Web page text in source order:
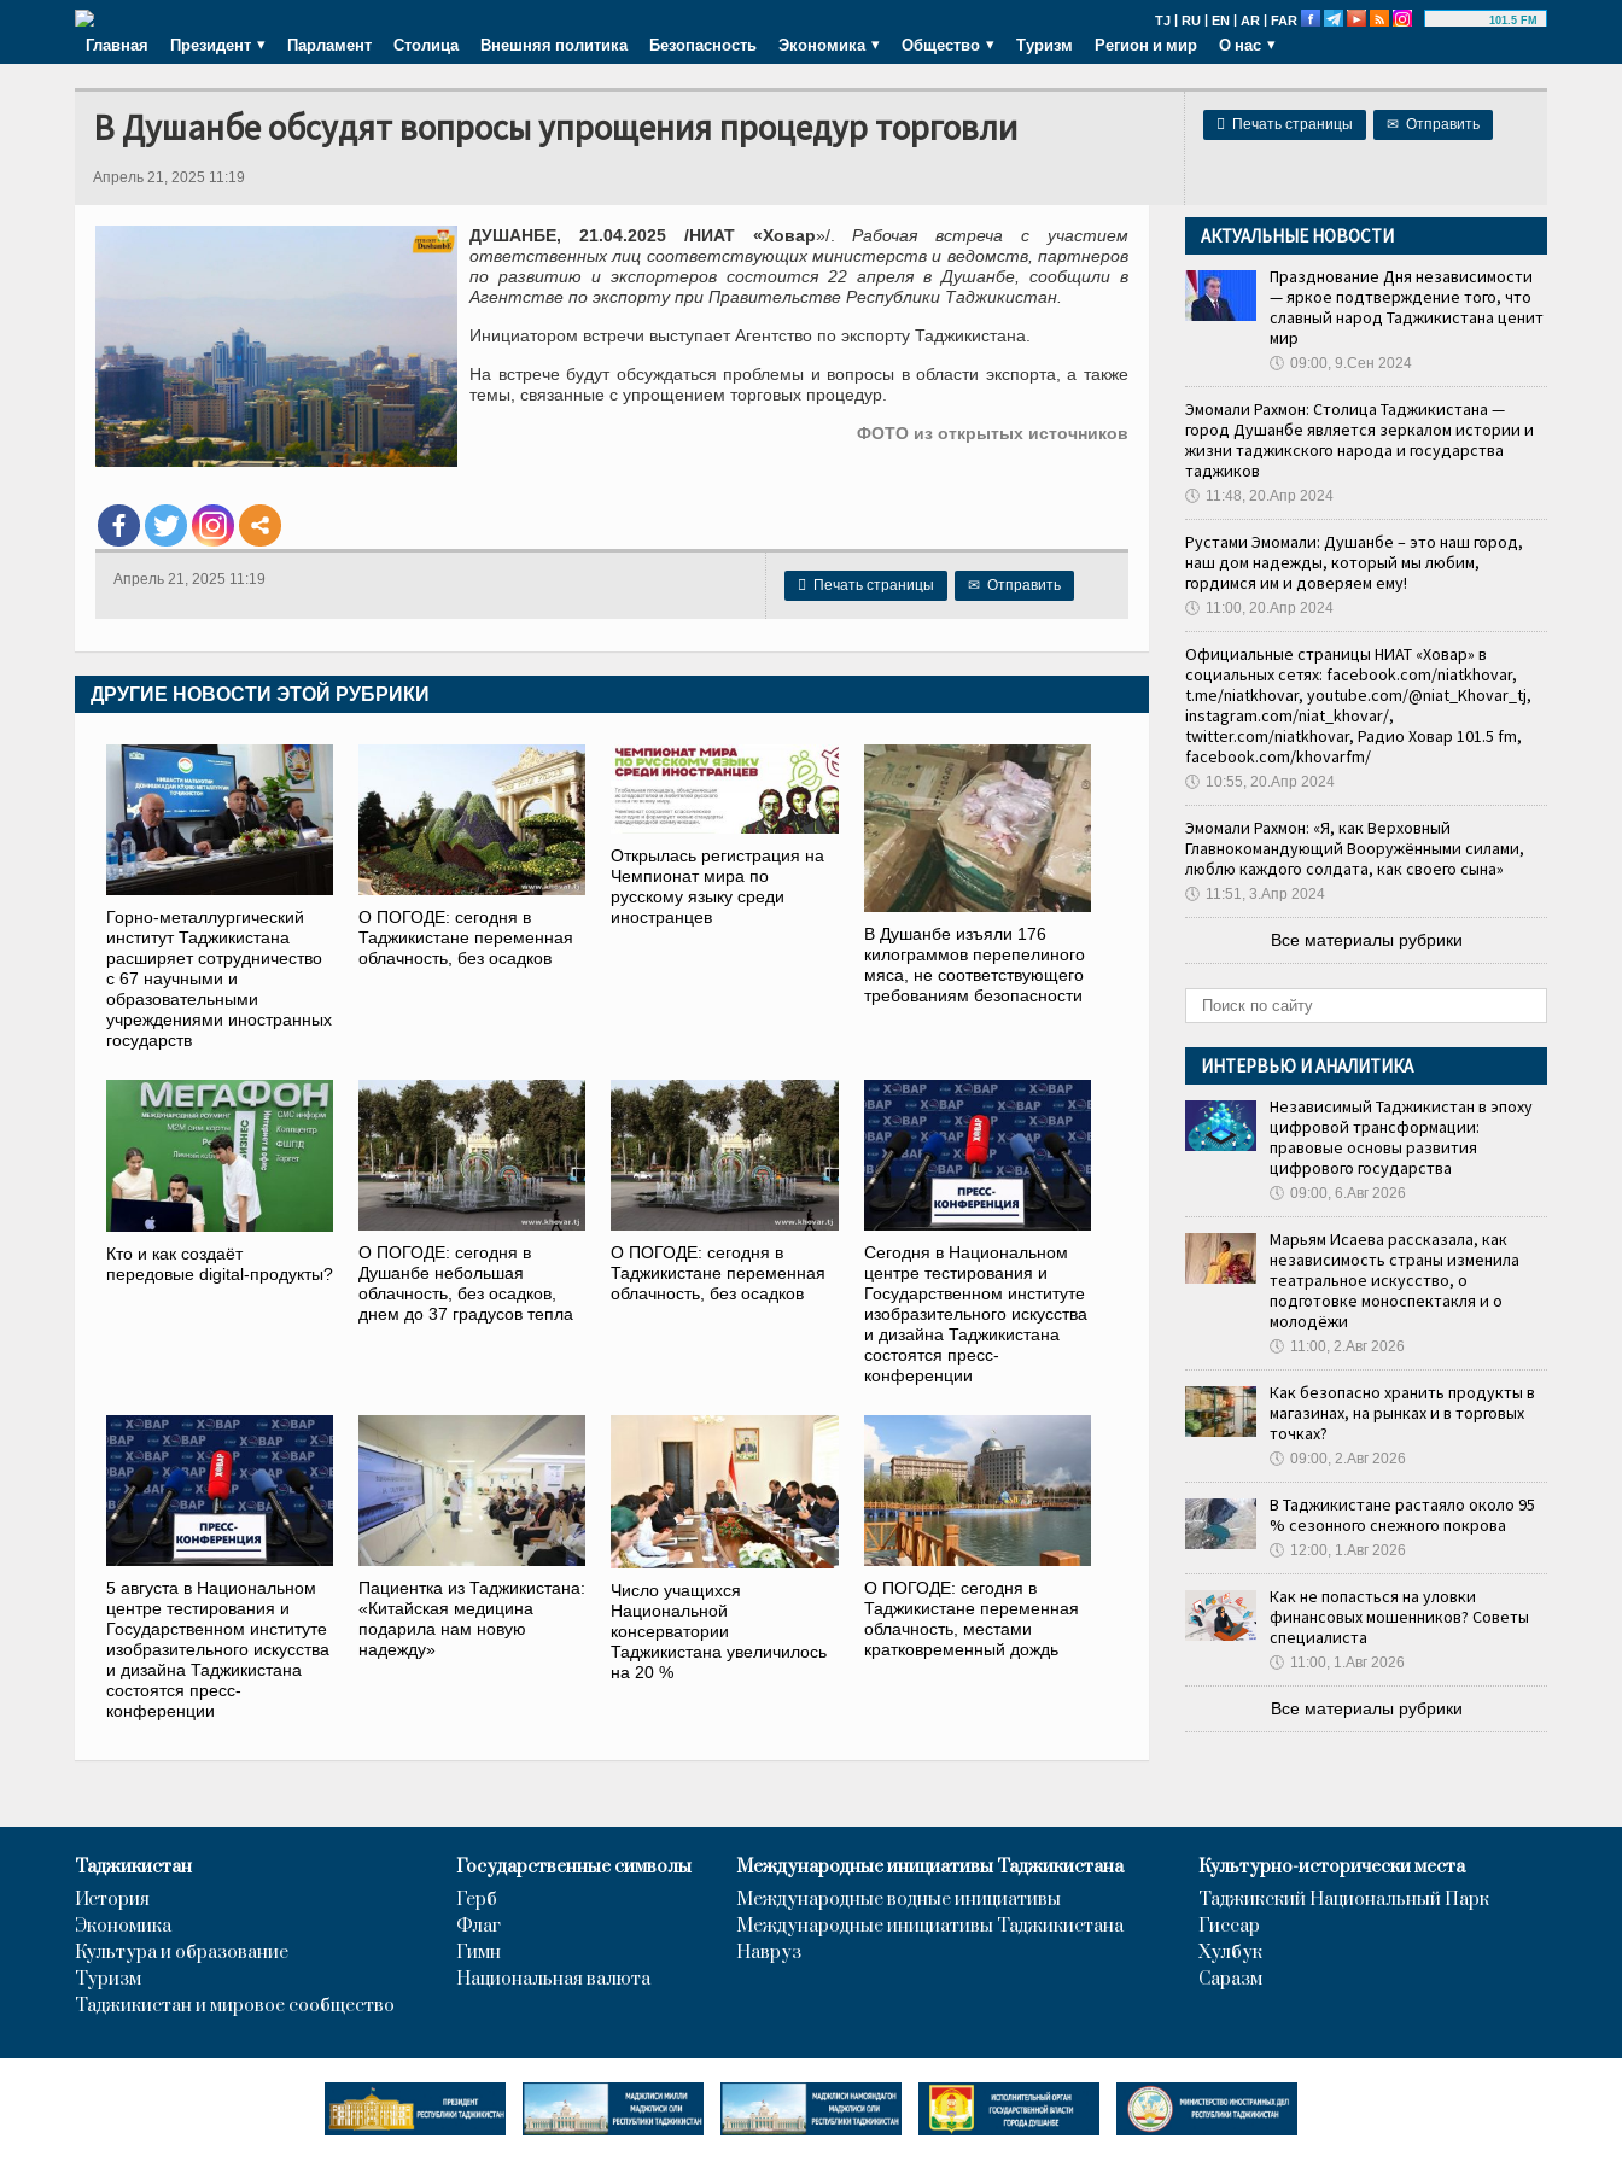
TJ | RU | EN | AR | FAR 101.5 FM
Главная Президент Парламент Столица Внешняя политика Безопасность Экономика Общество Туризм Регион и мир О нас
 Печать страницы ✉ Отправить
В Душанбе обсудят вопросы упрощения процедур торговли
Апрель 21, 2025 11:19
ДУШАНБЕ, 21.04.2025 /НИАТ «Ховар»/.Рабочая встреча с участием
ответственных лиц соответствующих министерств и ведомств, партнеров
по развитию и экспортеров состоится 22 апреля в Душанбе, сообщили в
Агентстве по экспорту при Правительстве Республики Таджикистан.
Инициатором встречи выступает Агентство по экспорту Таджикистана.
На встрече будут обсуждаться проблемы и вопросы в области экспорта, а также
темы, связанные с упрощением торговых процедур.
ФОТО из открытых источников
 Печать страницы ✉ Отправить
Апрель 21, 2025 11:19
ДРУГИЕ НОВОСТИ ЭТОЙ РУБРИКИ
Горно-металлургический
институт Таджикистана
расширяет сотрудничество
с 67 научными и
образовательными
учреждениями иностранных
государств
О ПОГОДЕ: сегодня в
Таджикистане переменная
облачность, без осадков
Открылась регистрация на
Чемпионат мира по
русскому языку среди
иностранцев
В Душанбе изъяли 176
килограммов перепелиного
мяса, не соответствующего
требованиям безопасности
Кто и как создаёт
передовые digital-продукты?
О ПОГОДЕ: сегодня в
Душанбе небольшая
облачность, без осадков,
днем до 37 градусов тепла
О ПОГОДЕ: сегодня в
Таджикистане переменная
облачность, без осадков
Сегодня в Национальном
центре тестирования и
Государственном институте
изобразительного искусства
и дизайна Таджикистана
состоятся пресс-
конференции
5 августа в Национальном
центре тестирования и
Государственном институте
изобразительного искусства
и дизайна Таджикистана
состоятся пресс-
конференции
Пациентка из Таджикистана:
«Китайская медицина
подарила нам новую
надежду»
Число учащихся
Национальной
консерватории
Таджикистана увеличилось
на 20 %
О ПОГОДЕ: сегодня в
Таджикистане переменная
облачность, местами
кратковременный дождь
АКТУАЛЬНЫЕ НОВОСТИ
Празднование Дня независимости
— яркое подтверждение того, что
славный народ Таджикистана ценит
мир
🕔 09:00, 9.Сен 2024
Эмомали Рахмон: Столица Таджикистана —
город Душанбе является зеркалом истории и
жизни таджикского народа и государства
таджиков
🕔 11:48, 20.Апр 2024
Рустами Эмомали: Душанбе – это наш город,
наш дом надежды, который мы любим,
гордимся им и доверяем ему!
🕔 11:00, 20.Апр 2024
Официальные страницы НИАТ «Ховар» в
социальных сетях: facebook.com/niatkhovar,
t.me/niatkhovar, youtube.com/@niat_Khovar_tj,
instagram.com/niat_khovar/,
twitter.com/niatkhovar, Радио Ховар 101.5 fm,
facebook.com/khovarfm/
🕔 10:55, 20.Апр 2024
Эмомали Рахмон: «Я, как Верховный
Главнокомандующий Вооружёнными силами,
люблю каждого солдата, как своего сына»
🕔 11:51, 3.Апр 2024
Все материалы рубрики
ИНТЕРВЬЮ И АНАЛИТИКА
Независимый Таджикистан в эпоху
цифровой трансформации:
правовые основы развития
цифрового государства
🕔 09:00, 6.Авг 2026
Марьям Исаева рассказала, как
независимость страны изменила
театральное искусство, о
подготовке моноспектакля и о
молодёжи
🕔 11:00, 2.Авг 2026
Как безопасно хранить продукты в
магазинах, на рынках и в торговых
точках?
🕔 09:00, 2.Авг 2026
В Таджикистане растаяло около 95
% сезонного снежного покрова
🕔 12:00, 1.Авг 2026
Как не попасться на уловки
финансовых мошенников? Советы
специалиста
🕔 11:00, 1.Авг 2026
Все материалы рубрики
Таджикистан
История
Экономика
Культура и образование
Туризм
Таджикистан и мировое сообщество
Государственные символы
Герб
Флаг
Гимн
Национальная валюта
Международные инициативы Таджикистана
Международные водные инициативы
Международные инициативы Таджикистана
Навруз
Культурно-исторически места
Таджикский Национальный Парк
Гиссар
Хулбук
Саразм